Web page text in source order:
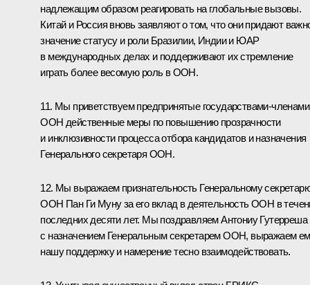
надлежащим образом реагировать на глобальные вызовы.
Китай и Россия вновь заявляют о том, что они придают
значение статусу и роли Бразилии, Индии и ЮАР
в международных делах и поддерживают их стремление
играть более весомую роль в ООН.
11. Мы приветствуем предпринятые государствами-членами
ООН действенные меры по повышению прозрачности
и инклюзивности процесса отбора кандидатов и назначения
Генерального секретаря ООН.
12. Мы выражаем признательность Генеральному
ООН Пан Ги Муну за его вклад в деятельность ООН в
последних десяти лет. Мы поздравляем Антониу Гутерреша
с назначением Генеральным секретарем ООН, выражаем
нашу поддержку и намерение тесно взаимодействовать.